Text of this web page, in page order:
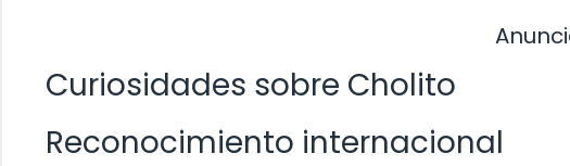
Curiosidades sobre Cholito
Reconocimiento internacional